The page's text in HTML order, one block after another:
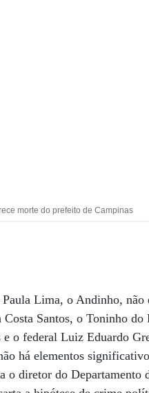
morte do prefeito de Campinas
Lima, o Andinho, não
Santos, o Toninho
e o federal Luiz Eduardo
há elementos
o diretor do Departamento